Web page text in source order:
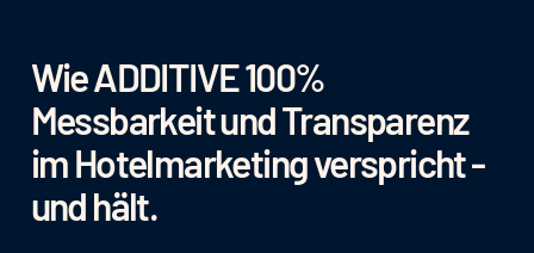
Wie ADDITIVE 100%
Messbarkeit und Transparenz
im Hotelmarketing verspricht -
und hält.